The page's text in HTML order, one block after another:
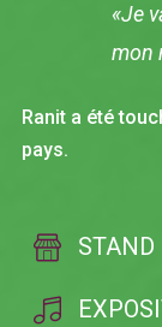
«Je
mon
Ranit a été
pays.
STAND